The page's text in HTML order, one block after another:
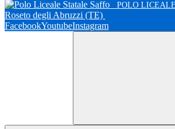
POLO
Roseto degli Abruzzi (TE)
FacebookYoutubeInstagram